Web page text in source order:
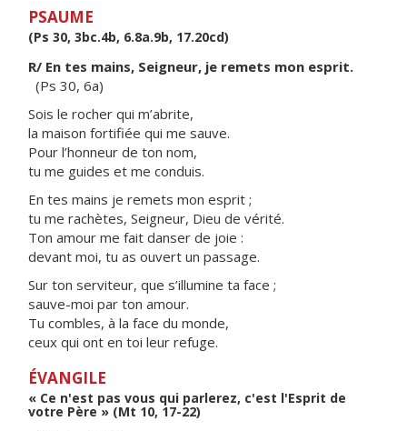
PSAUME
(Ps 30, 3bc.4b, 6.8a.9b, 17.20cd)
R/ En tes mains, Seigneur, je remets mon esprit.
(Ps 30, 6a)
Sois le rocher qui m’abrite,
la maison fortifiée qui me sauve.
Pour l’honneur de ton nom,
tu me guides et me conduis.
En tes mains je remets mon esprit ;
tu me rachètes, Seigneur, Dieu de vérité.
Ton amour me fait danser de joie :
devant moi, tu as ouvert un passage.
Sur ton serviteur, que s’illumine ta face ;
sauve-moi par ton amour.
Tu combles, à la face du monde,
ceux qui ont en toi leur refuge.
ÉVANGILE
« Ce n'est pas vous qui parlerez, c'est l'Esprit de
votre Père » (Mt 10, 17-22)